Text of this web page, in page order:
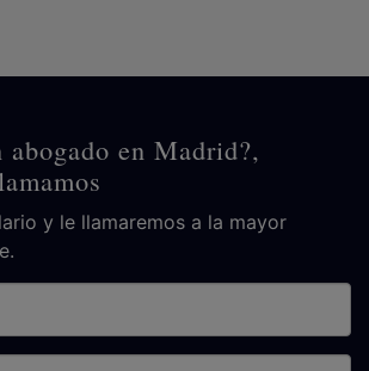
abogado en Madrid?,
y le llamaremos a la mayor